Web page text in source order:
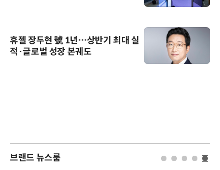
휴젤 장두현 號 1년…상반기 최대 실
적·글로벌 성장 본궤도
브랜드 뉴스룸